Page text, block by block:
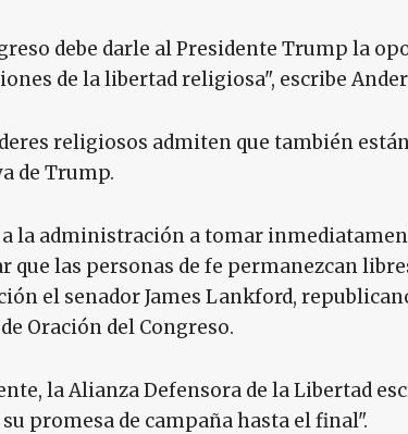
debe darle al Presidente Trump la
de la libertad religiosa", escribe
religiosos admiten que también
de Trump.
la administración a tomar
que las personas de fe permanezcan
el senador James Lankford,
Oración del Congreso.
la Alianza Defensora de la Libertad
su promesa de campaña hasta el final".